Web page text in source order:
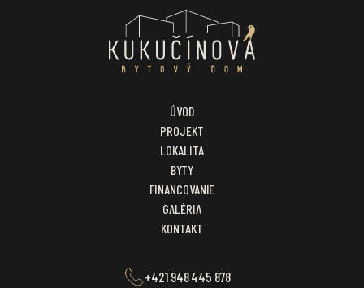
ÚVOD
PROJEKT
LOKALITA
BYTY
FINANCOVANIE
GALÉRIA
KONTAKT
+421 948 445 878